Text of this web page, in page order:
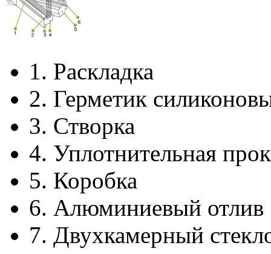
1. Раскладка
2. Герметик
3. Створка
4. Уплотнительная
5. Коробка
6. Алюминиевый отлив
7. Двухкамерный